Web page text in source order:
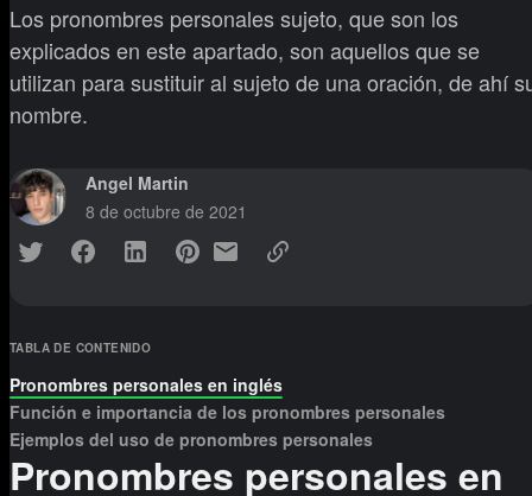
Los pronombres personales sujeto, que son los
explicados en este apartado, son aquellos que se
utilizan para sustituir al sujeto de una oración, de ahí
nombre.
Angel Martin
8 de octubre de 2021
TABLA DE CONTENIDO
Pronombres personales en inglés
Función e importancia de los pronombres personales
Ejemplos del uso de pronombres personales
Pronombres personales en